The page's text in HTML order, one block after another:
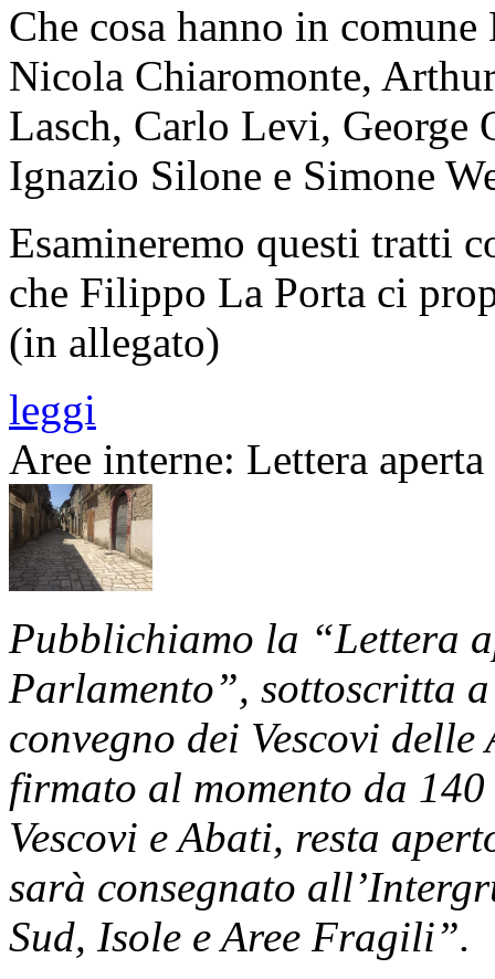
Che cosa hanno in
Nicola Chiaromonte,
Lasch, Carlo Levi, George
Ignazio Silone e Simone
Esamineremo questi tratti
che Filippo La Porta ci
(in allegato)
leggi
Aree interne: Lettera
Pubblichiamo la “Lettera
Parlamento”, sottoscritta
convegno dei Vescovi
firmato al momento da
Vescovi e Abati, resta
sarà consegnato
Sud, Isole e Aree Fragili”.